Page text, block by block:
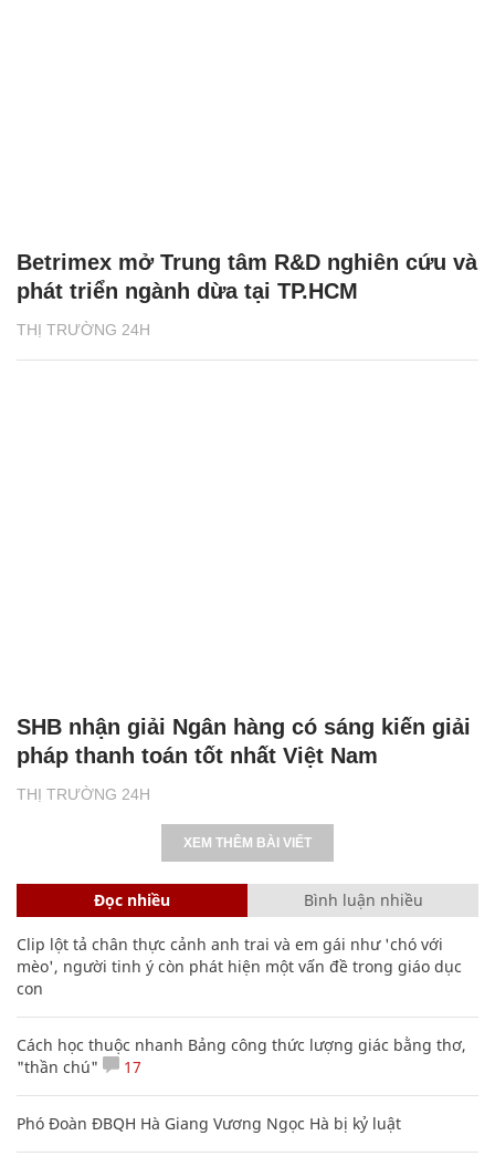
THỊ TRƯỜNG 24H
Betrimex mở Trung tâm R&D nghiên cứu và
phát triển ngành dừa tại TP.HCM
THỊ TRƯỜNG 24H
SHB nhận giải Ngân hàng có sáng kiến giải
pháp thanh toán tốt nhất Việt Nam
XEM THÊM BÀI VIẾT
Đọc nhiều Bình luận nhiều
Clip lột tả chân thực cảnh anh trai và em gái như 'chó với
mèo', người tinh ý còn phát hiện một vấn đề trong giáo dục
con
Cách học thuộc nhanh Bảng công thức lượng giác bằng thơ,
"thần chú"
17
Phó Đoàn ĐBQH Hà Giang Vương Ngọc Hà bị kỷ luật